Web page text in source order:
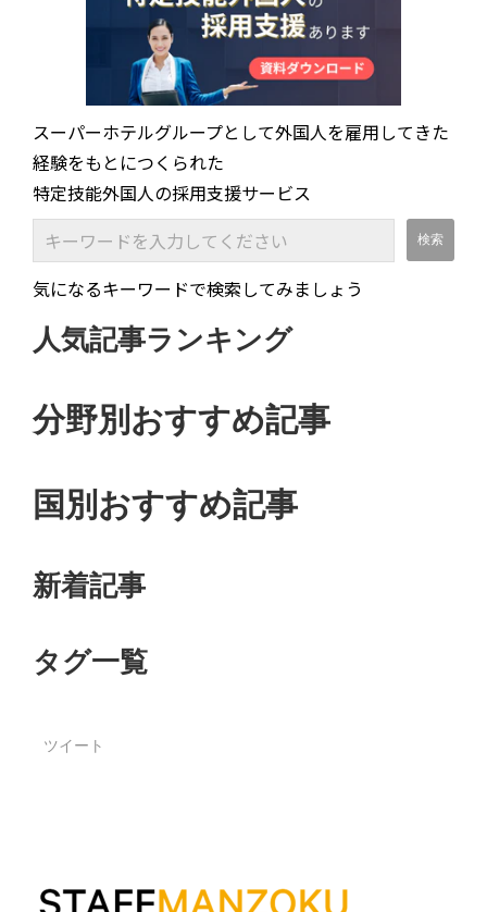
スーパーホテルグループとして外国人を雇用してきた
経験をもとにつくられた
特定技能外国人の採用支援サービス
気になるキーワードで検索してみましょう
人気記事ランキング
分野別おすすめ記事
国別おすすめ記事
新着記事
タグ一覧
ツイート